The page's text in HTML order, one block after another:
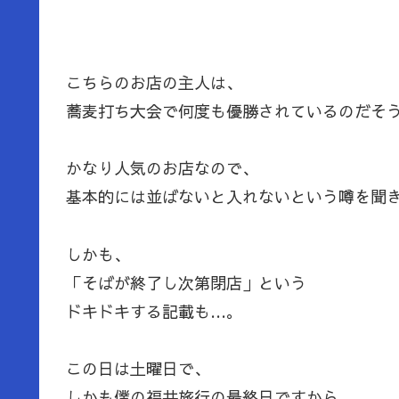
こちらのお店の主人は、
蕎麦打ち大会で何度も優勝されているのだそう
かなり人気のお店なので、
基本的には並ばないと入れないという噂を聞き
しかも、
「そばが終了し次第閉店」という
ドキドキする記載も…。
この日は土曜日で、